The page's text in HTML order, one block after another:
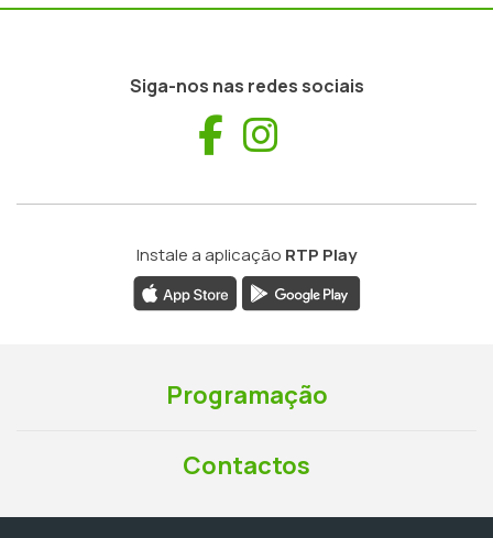
Siga-nos nas redes sociais
Facebook
Instale a aplicação RTP Play
Programação
Contactos